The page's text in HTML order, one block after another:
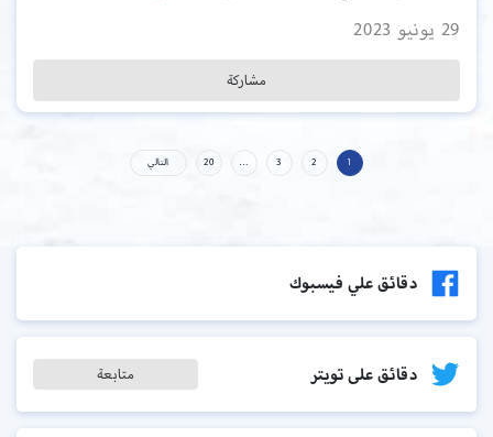
29 يونيو 2023
مشاركة
1
2
3
…
20 التالي
دقائق علي فيسبوك
دقائق على تويتر متابعة